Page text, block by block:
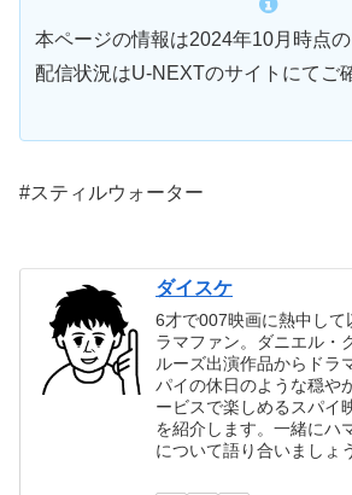
本ページの情報は2024年10月時点
配信状況はU-NEXTのサイトにてご
#スティルウォーター
ダイスケ
6才で007映画に熱中して
ラマファン。ダニエル・
ルーズ出演作品からドラ
パイの休日のような穏や
ービスで楽しめるスパイ
を紹介します。一緒にハ
について語り合いましょ